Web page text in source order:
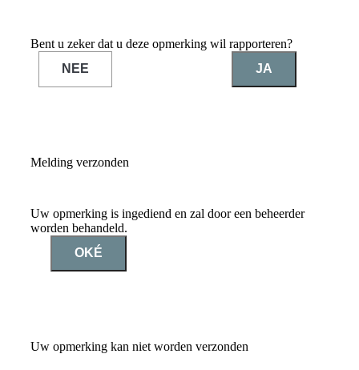
Bent u zeker dat u deze opmerking wil rapporteren?
NEE
JA
Melding verzonden
Uw opmerking is ingediend en zal door een beheerder
worden behandeld.
OKÉ
Uw opmerking kan niet worden verzonden